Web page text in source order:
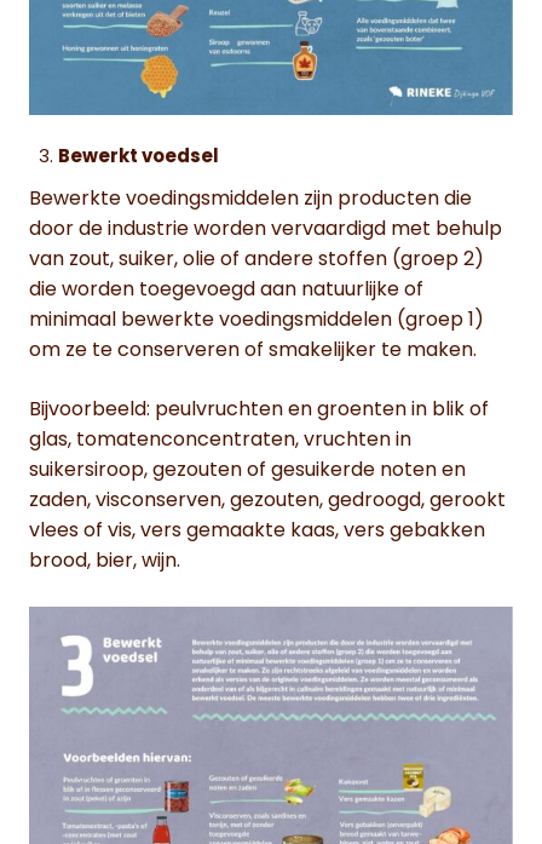
Bewerkt voedsel
Bewerkte voedingsmiddelen zijn producten die
door de industrie worden vervaardigd met behulp
van zout, suiker, olie of andere stoffen (groep 2)
die worden toegevoegd aan natuurlijke of
minimaal bewerkte voedingsmiddelen (groep 1)
om ze te conserveren of smakelijker te maken.
Bijvoorbeeld: peulvruchten en groenten in blik of
glas, tomatenconcentraten, vruchten in
suikersiroop, gezouten of gesuikerde noten en
zaden, visconserven, gezouten, gedroogd, gerookt
vlees of vis, vers gemaakte kaas, vers gebakken
brood, bier, wijn.